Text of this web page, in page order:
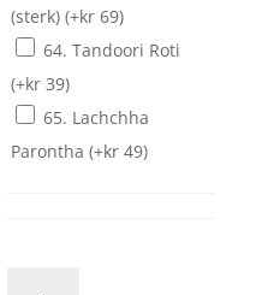
(sterk)(+kr 69)
64. Tandoori Roti
(+kr 39)
65. Lachchha
Parontha(+kr 49)